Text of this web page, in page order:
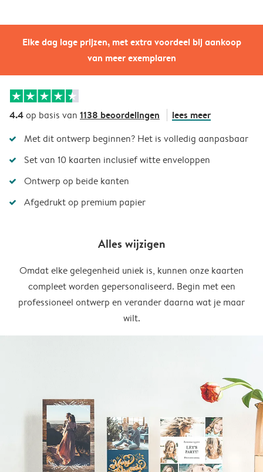
Elke dag lage prijzen, met extra voordeel bij aankoop
van meer exemplaren
4.4op basis van 1138 beoordelingen lees meer
Met dit ontwerp beginnen? Het is volledig aanpasbaar
Set van 10 kaarten inclusief witte enveloppen
Ontwerp op beide kanten
Afgedrukt op premium papier
Alles wijzigen
Omdat elke gelegenheid uniek is, kunnen onze kaarten
compleet worden gepersonaliseerd. Begin met een
professioneel ontwerp en verander daarna wat je maar
wilt.